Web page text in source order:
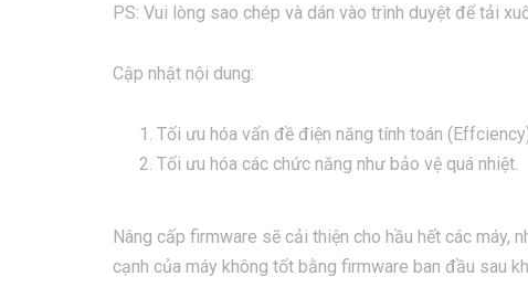
PS: Vui lòng sao chép và dán vào trình duyệt để tải
Cập nhật nội dung:
Tối ưu hóa vấn đề điện năng tính toán
Tối ưu hóa các chức năng như bảo vệ quá nhiệt.
Nâng cấp firmware sẽ cải thiện cho hầu hết các máy,
cạnh của máy không tốt bằng firmware ban đầu sau